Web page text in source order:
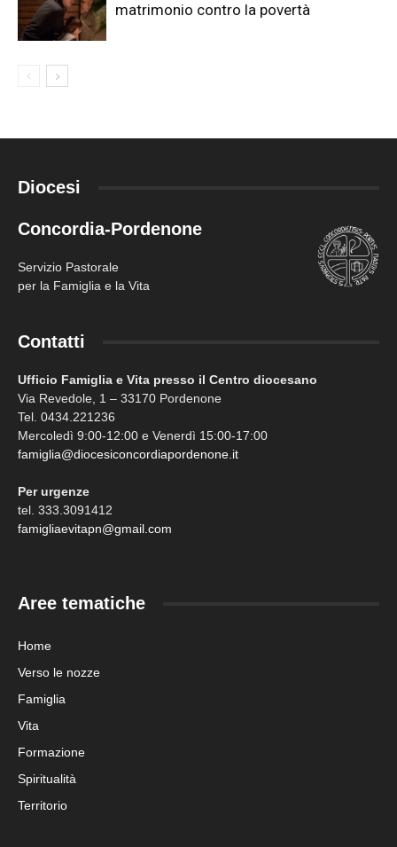
matrimonio contro la povertà
Diocesi
Concordia-Pordenone
Servizio Pastorale
per la Famiglia e la Vita
Contatti
Ufficio Famiglia e Vita presso il Centro diocesano
Via Revedole, 1 – 33170 Pordenone
Tel. 0434.221236
Mercoledì 9:00-12:00 e Venerdì 15:00-17:00
famiglia@diocesiconcordiapordenone.it
Per urgenze
tel. 333.3091412
famigliaevitapn@gmail.com
Aree tematiche
Home
Verso le nozze
Famiglia
Vita
Formazione
Spiritualità
Territorio